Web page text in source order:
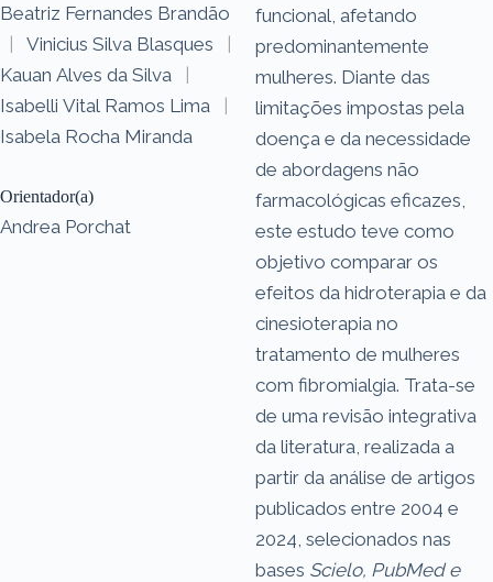
Beatriz Fernandes Brandão
|
Vinicius Silva Blasques
|
Kauan Alves da Silva
|
Isabelli Vital Ramos Lima
|
Isabela Rocha Miranda
Orientador(a)
Andrea Porchat
funcional, afetando
predominantemente
mulheres. Diante das
limitações impostas pela
doença e da necessidade
de abordagens não
farmacológicas eficazes,
este estudo teve como
objetivo comparar os
efeitos da hidroterapia e da
cinesioterapia no
tratamento de mulheres
com fibromialgia. Trata-se
de uma revisão integrativa
da literatura, realizada a
partir da análise de artigos
publicados entre 2004 e
2024, selecionados nas
bases Scielo, PubMede